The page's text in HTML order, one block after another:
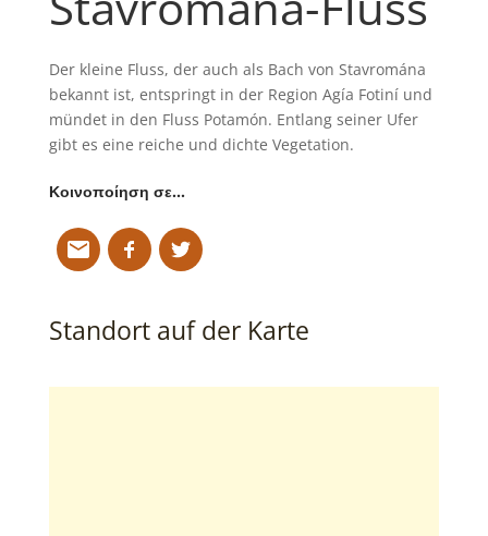
Der kleine Fluss, der auch als Bach von Stavromána
bekannt ist, entspringt in der Region Agía Fotiní und
mündet in den Fluss Potamón. Entlang seiner Ufer
gibt es eine reiche und dichte Vegetation.
Κοινοποίηση σε…
Standort auf der Karte